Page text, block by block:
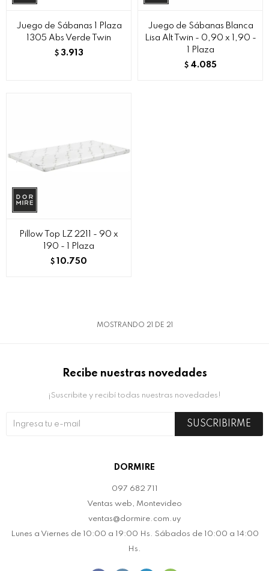
Juego de Sábanas 1 Plaza
1305 Abs Verde Twin
$ 3.913
Juego de Sábanas Blanca
Lisa Alt Twin - 0,90 x 1,90 -
1 Plaza
$ 4.085
Pillow Top LZ 2211 - 90 x
190 - 1 Plaza
$ 10.750
MOSTRANDO 21 DE 21
DORMIRE
097 682 711
Ventas web, Montevideo
ventas@dormire.com.uy
Lunes a Viernes de 10:00 a 19:00 Hs. Sábados de 10:00 a 14:00
Hs.
Recibe nuestras novedades
¡Suscribite y recibí todas nuestras novedades!
SUSCRIBIRME